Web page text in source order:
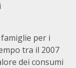
famiglie per i
tra il 2007
dei consumi